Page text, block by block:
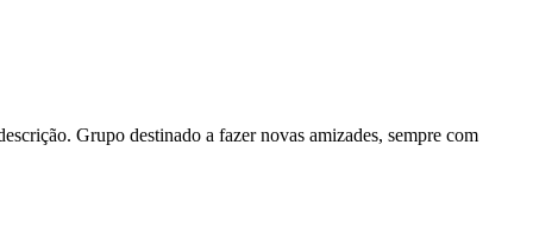
Grupo destinado a fazer novas amizades, sempre com